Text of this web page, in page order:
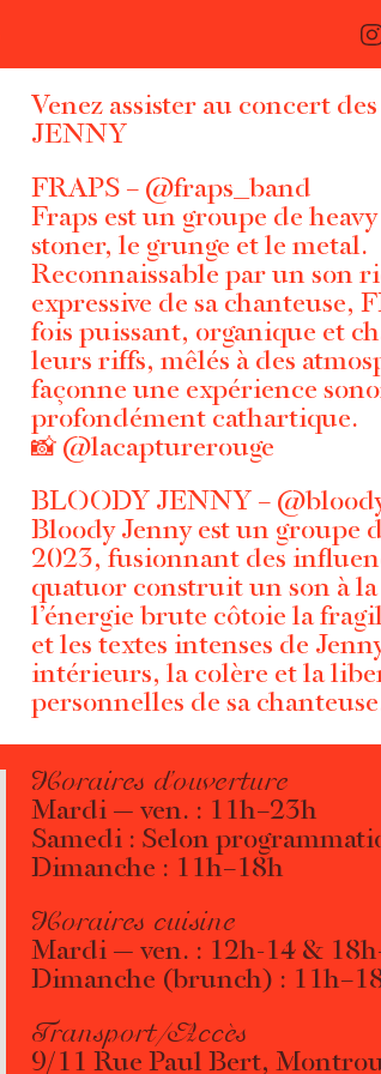
Venez assister au concert
JENNY
FRAPS – @fraps_band
Fraps est un groupe de
stoner, le grunge et le metal.
Reconnaissable par un son
expressive de sa chanteuse,
fois puissant, organique et
leurs riffs, mêlés à des
façonne une expérience
profondément cathartique.
📸 @lacapturerouge
BLOODY JENNY –
Bloody Jenny est un groupe
2023, fusionnant des
quatuor construit un son à
l’énergie brute côtoie la
et les textes intenses de
intérieurs, la colère et la
personnelles de sa
Horaires d’ouverture
Mardi — ven. : 11h–23h
Samedi : Selon
Dimanche : 11h–18h
Horaires cuisine
Mardi — ven. : 12h-14 &
Dimanche (brunch) :
Transport/Accès
9/11 Rue Paul Bert,